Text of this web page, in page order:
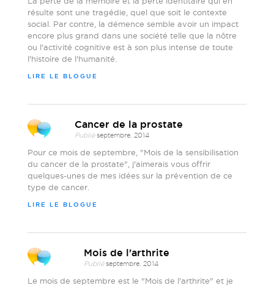
résulte sont une tragédie, quel que soit le contexte
social. Par contre, la démence semble avoir un impact
encore plus grand dans une société telle que la nôtre
ou l'activité cognitive est à son plus intense de toute
l'histoire de l'humanité.
LIRE LE BLOGUE
Cancer de la prostate
Publiéseptembre, 2014
Pour ce mois de septembre, "Mois de la sensibilisation
du cancer de la prostate", j'aimerais vous offrir
quelques-unes de mes idées sur la prévention de ce
type de cancer.
LIRE LE BLOGUE
Mois de l'arthrite
Publiéseptembre, 2014
Le mois de septembre est le "Mois de l'arthrite" et je